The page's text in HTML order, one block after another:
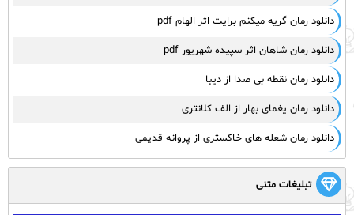
دانلود رمان گریه میکنم برایت اثر الهام pdf
دانلود رمان شاهان اثر سپیده شهریور pdf
دانلود رمان نقطه بی صدا از دیبا
دانلود رمان یغمای بهار از الف کلانتری
دانلود رمان شعله های خاکستری از پروانه قدیمی
تبلیغات متنی